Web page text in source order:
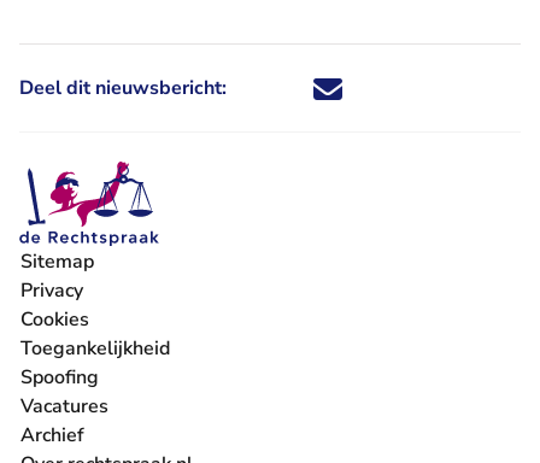
Deel dit nieuwsbericht: Deel dit nieuwsbericht via X -
Deel dit nieuwsbericht via
Deel dit nieuwsbericht
Deel dit
Sitemap
Privacy
Cookies
Toegankelijkheid
Spoofing
Vacatures
- U verlaat Rechtspraak.nl
Archief